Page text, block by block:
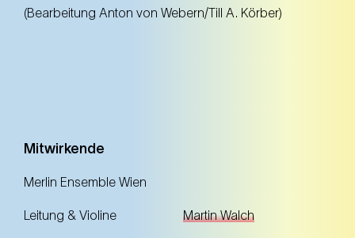
(Bearbeitung Anton von Webern/Till A. Körber)
Mitwirkende
Merlin Ensemble Wien
Leitung & Violine Martin Walch